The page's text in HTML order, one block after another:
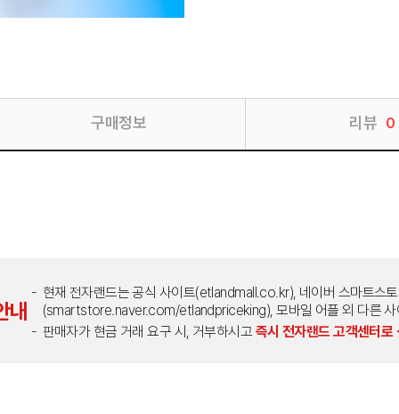
구매정보 리뷰 0
내
현재 전자랜드는 공식 사이트(etlandmall.co.kr), 네이버 스마트스
(smartstore.naver.com/etlandpriceking), 모바일 어플 외 다른 사
판매자가 현금 거래 요구 시, 거부하시고 즉시 전자랜드 고객센터로